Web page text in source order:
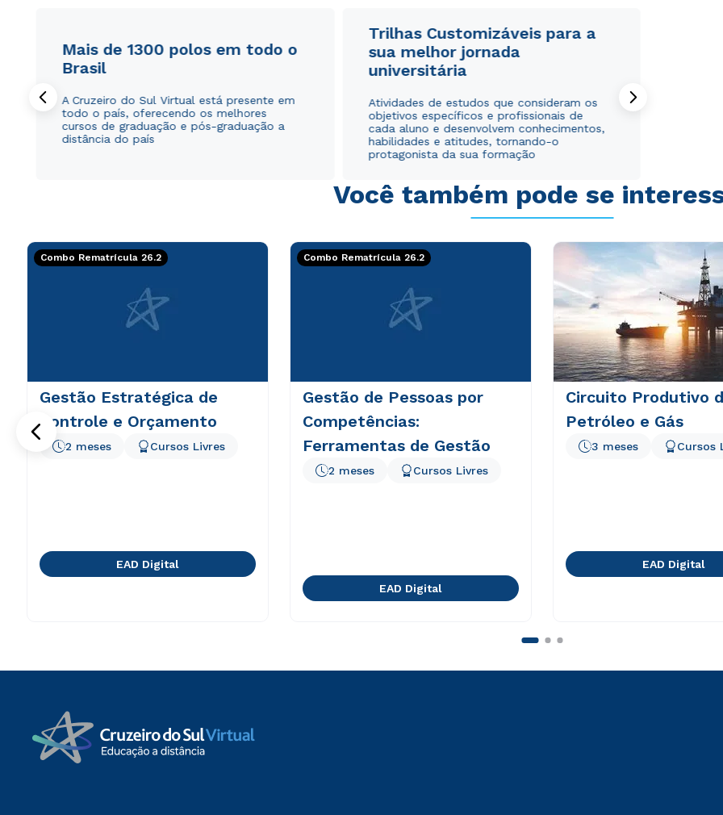
Mais de 1300 polos em todo o
Brasil
A Cruzeiro do Sul Virtual está presente em
todo o país, oferecendo os melhores
cursos de graduação e pós-graduação a
distância do país
Trilhas Customizáveis para a
sua melhor jornada
universitária
Atividades de estudos que consideram os
objetivos específicos e profissionais de
cada aluno e desenvolvem conhecimentos,
habilidades e atitudes, tornando-o
protagonista da sua formação
Você também pode se
Combo Rematrícula 26.2
Gestão Estratégica de
Controle e Orçamento
2 meses Cursos Livres
EAD Digital
Combo Rematrícula 26.2
Gestão de Pessoas por
Competências:
Ferramentas de Gestão
2 meses Cursos Livres
EAD Digital
Circuito Produtivo
Petróleo e Gás
3 meses Cursos
EAD Digital
WhatsApp
ou
Estou de acordo com a Política de Privacidade.
autorizo que meus dados sejam utilizados para o
envio de conteúdos da Cruzeiro do Sul.
WhatsApp
ou
Estou de acordo com a Política de Privacidade.
autorizo que meus dados sejam utilizados para o
envio de conteúdos da Cruzeiro do Sul.